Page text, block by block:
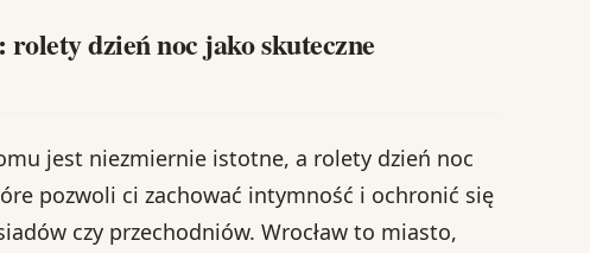
dzień noc jako skuteczne
jest niezmiernie istotne, a rolety dzień noc
pozwoli ci zachować intymność i ochronić się
czy przechodniów. Wrocław to miasto,